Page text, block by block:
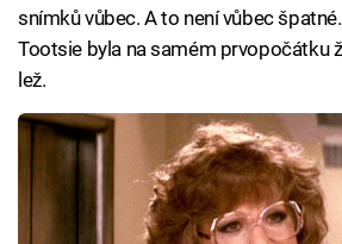
snímků vůbec. A to není vůbec
Tootsie byla na samém prvopočátku
lež.